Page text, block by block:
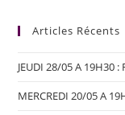
Articles Récents
JEUDI 28/05 A 19H30 :
MERCREDI 20/05 A